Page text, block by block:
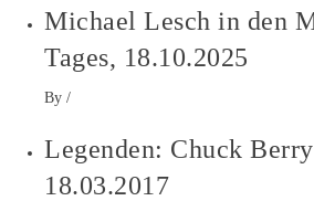
Michael Lesch in den
Tages, 18.10.2025
By /
Legenden: Chuck
18.03.2017